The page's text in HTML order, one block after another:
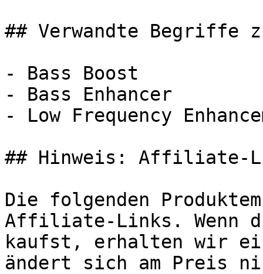
## Verwandte Begriffe
- Bass Boost
- Bass Enhancer
- Low Frequency
## Hinweis: Affiliate-
Die folgenden
Affiliate-Links. Wenn
kaufst, erhalten wir
ändert sich am Preis